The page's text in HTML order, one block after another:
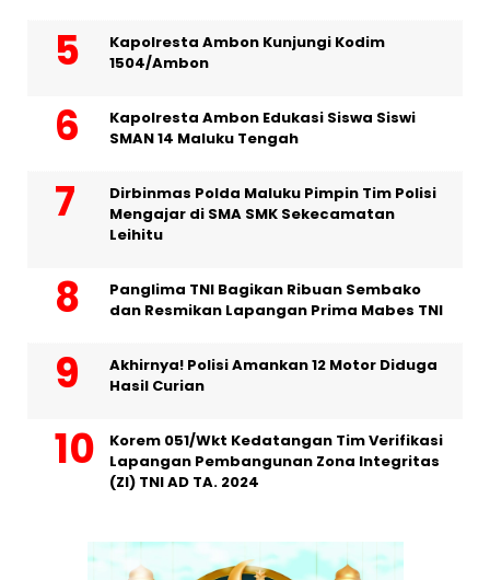
Kapolresta Ambon Kunjungi Kodim
1504/Ambon
Kapolresta Ambon Edukasi Siswa Siswi
SMAN 14 Maluku Tengah
Dirbinmas Polda Maluku Pimpin Tim Polisi
Mengajar di SMA SMK Sekecamatan
Leihitu
Panglima TNI Bagikan Ribuan Sembako
dan Resmikan Lapangan Prima Mabes TNI
Akhirnya! Polisi Amankan 12 Motor Diduga
Hasil Curian
Korem 051/Wkt Kedatangan Tim Verifikasi
Lapangan Pembangunan Zona Integritas
(ZI) TNI AD TA. 2024